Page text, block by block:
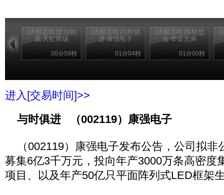
[火眼点睛]坚持到
底 天虹商场
00分59秒
[火眼点睛]与时俱
进 康强电子
01分04秒
[火眼点睛]珠联璧
合 华谊兄弟
01分00秒
[
进入[交易时间]>>
与时俱进 （002119）康强电子
（002119）康强电子发布公告，公司拟非
募集6亿3千万元，投向年产3000万条高密度
项目、以及年产50亿只平面阵列式LED框架